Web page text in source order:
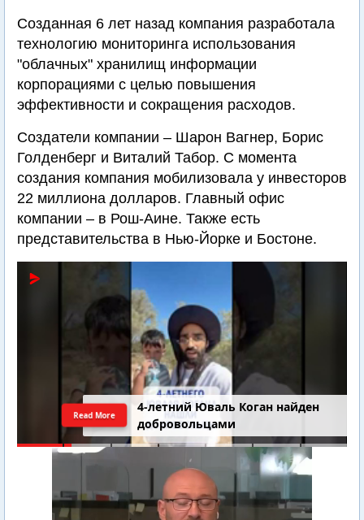
Созданная 6 лет назад компания разработала
технологию мониторинга использования
"облачных" хранилищ информации
корпорациями с целью повышения
эффективности и сокращения расходов.
Создатели компании – Шарон Вагнер, Борис
Голденберг и Виталий Табор. С момента
создания компания мобилизовала у инвесторов
22 миллиона долларов. Главный офис
компании – в Рош-Аине. Также есть
представительства в Нью-Йорке и Бостоне.
4-летний Юваль Коган найден
добровольцами
Read More